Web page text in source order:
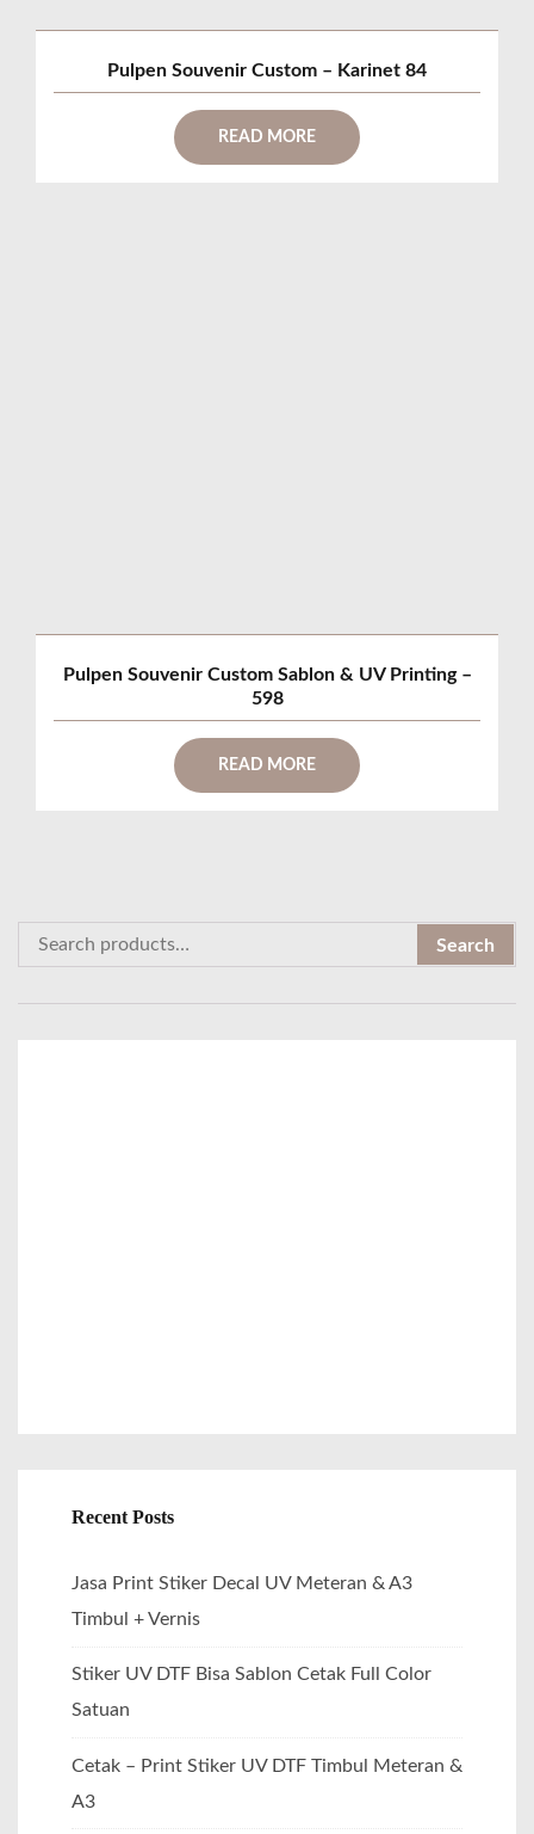
Pulpen Souvenir Custom – Karinet 84
READ MORE
Pulpen Souvenir Custom Sablon & UV Printing –
598
READ MORE
a
Search
Recent Posts
Jasa Print Stiker Decal UV Meteran & A3
Timbul + Vernis
Stiker UV DTF Bisa Sablon Cetak Full Color
Satuan
Cetak – Print Stiker UV DTF Timbul Meteran &
A3